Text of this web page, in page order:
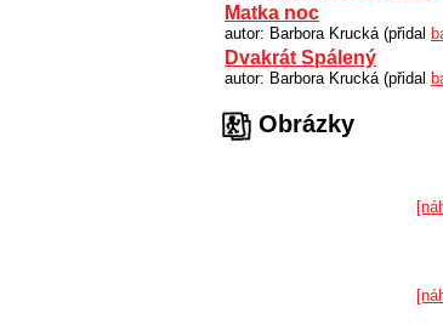
Matka noc
autor: Barbora Krucká (přidal
Dvakrát Spálený
autor: Barbora Krucká (přidal
Obrázky